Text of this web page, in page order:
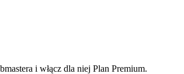
i włącz dla niej Plan Premium.